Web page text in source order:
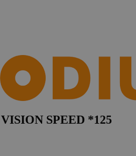
SPEED *125
zaistiť bezpečnosť stránok
predchádzaní útokom
Falšovanie požiadaviek
medzi stránkami.
1 hodina